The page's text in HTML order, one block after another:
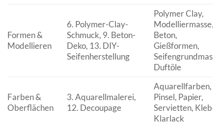
Formen &
Modellieren
6. Polymer-Clay-
Schmuck, 9. Beton-
Deko, 13. DIY-
Seifenherstellung
Polymer Clay,
Modelliermasse,
Beton,
Gießformen,
Duftöle
Farben &
Oberflächen
3. Aquarellmalerei,
12. Decoupage
Aquarellfarben,
Pinsel, Papier,
Servietten,
Klarlack